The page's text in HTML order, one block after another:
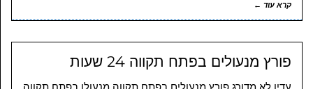
קרא עוד ←
פורץ מנעולים בפתח תקווה 24 שעות